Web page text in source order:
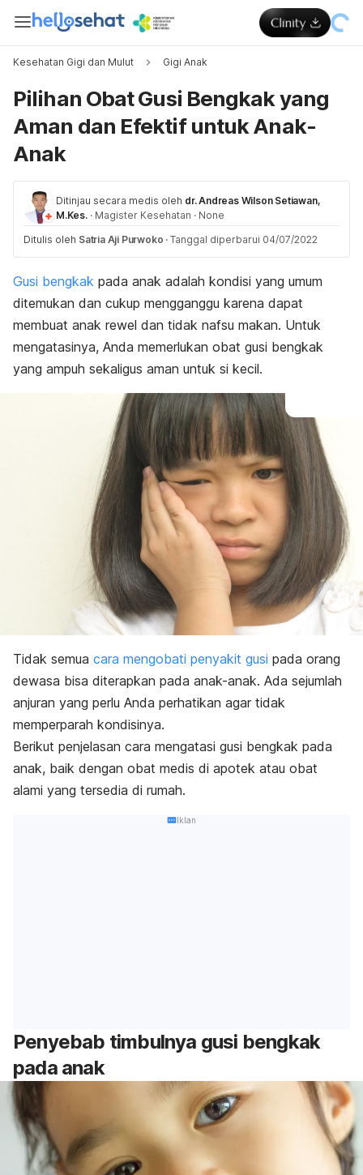
Kesehatan Gigi dan Mulut Gigi Anak
Pilihan Obat Gusi Bengkak yang
Aman dan Efektif untuk Anak-
Anak
Ditinjau secara medis oleh dr. Andreas Wilson Setiawan,
M.Kes. · Magister Kesehatan · None
Ditulis oleh Satria Aji Purwoko · Tanggal diperbarui 04/07/2022
Gusi bengkak pada anak adalah kondisi yang umum
ditemukan dan cukup mengganggu karena dapat
membuat anak rewel dan tidak nafsu makan. Untuk
mengatasinya, Anda memerlukan obat gusi bengkak
yang ampuh sekaligus aman untuk si kecil.
Tidak semua cara mengobati penyakit gusi pada orang
dewasa bisa diterapkan pada anak-anak. Ada sejumlah
anjuran yang perlu Anda perhatikan agar tidak
memperparah kondisinya.
Berikut penjelasan cara mengatasi gusi bengkak pada
anak, baik dengan obat medis di apotek atau obat
alami yang tersedia di rumah.
Iklan
Penyebab timbulnya gusi bengkak
pada anak